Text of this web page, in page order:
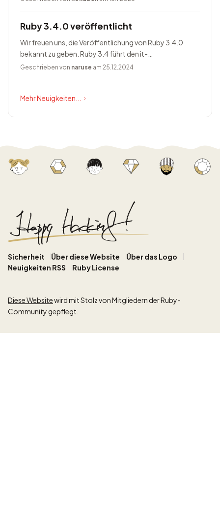
Ruby 3.4.0 veröffentlicht
Wir freuen uns, die Veröffentlichung von Ruby 3.4.0
bekannt zu geben. Ruby 3.4 führt den it-
Blockparameter ein, ändert Prism zum Standardparser,
Geschrieben von naruse am 25.12.2024
Mehr Neuigkeiten...
Sicherheit Über diese Website
Über das Logo
Neuigkeiten RSS
Ruby License
Diese Websitewird mit Stolz von Mitgliedern der Ruby-
Community gepflegt.